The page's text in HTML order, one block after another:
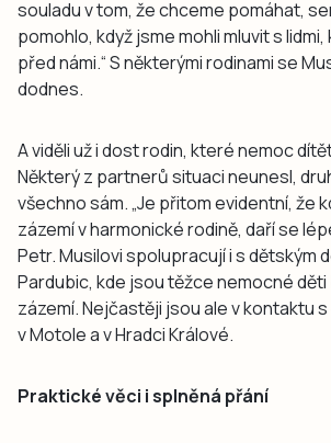
souladu v tom, že chceme pomáhat,
pomohlo, když jsme mohli mluvit s
před námi.“ S některými rodinami se
dodnes.
A viděli už i dost rodin, které nemoc
Některý z partnerů situaci neunesl,
všechno sám. „Je přitom evidentní, že
zázemí v harmonické rodině, daří se
Petr. Musilovi spolupracují i s dětským
Pardubic, kde jsou těžce nemocné
zázemí. Nejčastěji jsou ale v kontaktu
v Motole a v Hradci Králové.
Praktické věci i splněná přání